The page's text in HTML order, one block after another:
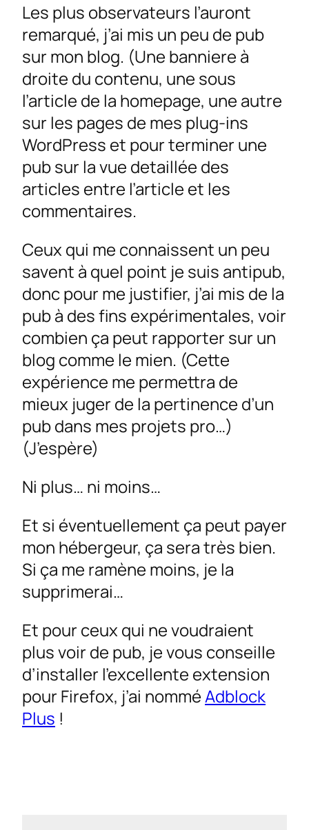
Les plus observateurs l’auront
remarqué, j’ai mis un peu de pub
sur mon blog. (Une banniere à
droite du contenu, une sous
l’article de la homepage, une autre
sur les pages de mes plug-ins
WordPress et pour terminer une
pub sur la vue detaillée des
articles entre l’article et les
commentaires.
Ceux qui me connaissent un peu
savent à quel point je suis antipub,
donc pour me justifier, j’ai mis de la
pub à des fins expérimentales, voir
combien ça peut rapporter sur un
blog comme le mien. (Cette
expérience me permettra de
mieux juger de la pertinence d’un
pub dans mes projets pro…)
(J’espère)
Ni plus… ni moins…
Et si éventuellement ça peut payer
mon hébergeur, ça sera très bien.
Si ça me ramène moins, je la
supprimerai…
Et pour ceux qui ne voudraient
plus voir de pub, je vous conseille
d’installer l’excellente extension
pour Firefox, j’ai nomméAdblock
Plus !